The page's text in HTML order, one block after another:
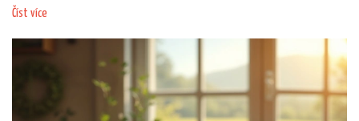
Číst více